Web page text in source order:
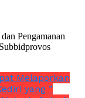
Pengamanan
Melaporkan
yang ”